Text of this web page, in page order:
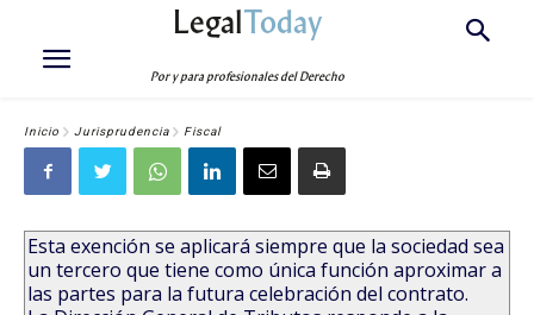
LegalToday
Por y para profesionales del Derecho
Inicio Jurisprudencia Fiscal
Esta exención se aplicará siempre que la sociedad sea
un tercero que tiene como única función aproximar a
las partes para la futura celebración del contrato.